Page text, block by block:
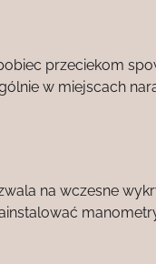
przeciekom
w miejscach
na wczesne